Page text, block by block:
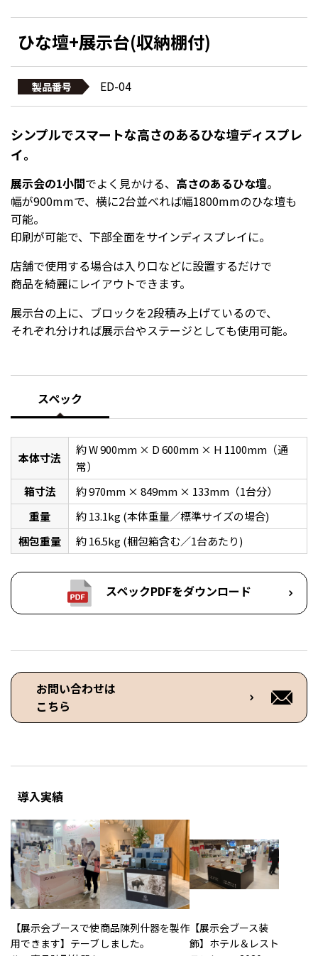
ひな壇+展示台(収納棚付)
製品番号 ED-04
シンプルでスマートな高さのあるひな壇ディスプレ
イ。
展示会の1小間でよく見かける、 高さのあるひな壇。
幅が900mmで、横に2台並べれば幅1800mmのひな壇も
可能。
印刷が可能で、下部全面をサインディスプレイに。
店舗で使用する場合は入り口などに設置するだけで
商品を綺麗にレイアウトできます。
展示台の上に、ブロックを2段積み上げているので、
それぞれ分ければ展示台やステージとしても使用可能。
スペック
本体寸法
約 W 900mm × D 600mm × H 1100mm（通
常）
箱寸法
約 970mm × 849mm × 133mm（1台分）
重量
約 13.1kg (本体重量／標準サイズの場合)
梱包重量
約 16.5kg (梱包箱含む／1台あたり)
スペックPDFをダウンロード
お問い合わせは
こちら
導入実績
【展示会ブースで使
用できます】テーブ
商品陳列什器を製作
しました。
【展示会ブース装
飾】ホテル＆レスト